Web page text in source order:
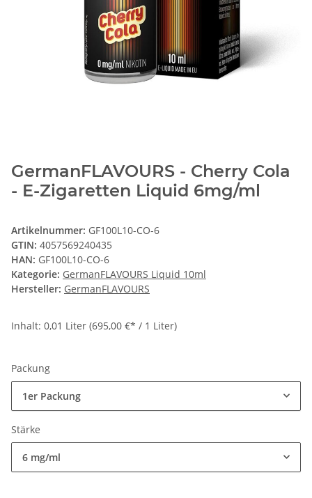
GermanFLAVOURS - Cherry Cola
- E-Zigaretten Liquid 6mg/ml
Artikelnummer: GF100L10-CO-6
GTIN: 4057569240435
HAN: GF100L10-CO-6
Kategorie: GermanFLAVOURS Liquid 10ml
Hersteller: GermanFLAVOURS
Inhalt: 0,01 Liter (695,00 €* / 1 Liter)
Packung
1er Packung
Stärke
6 mg/ml